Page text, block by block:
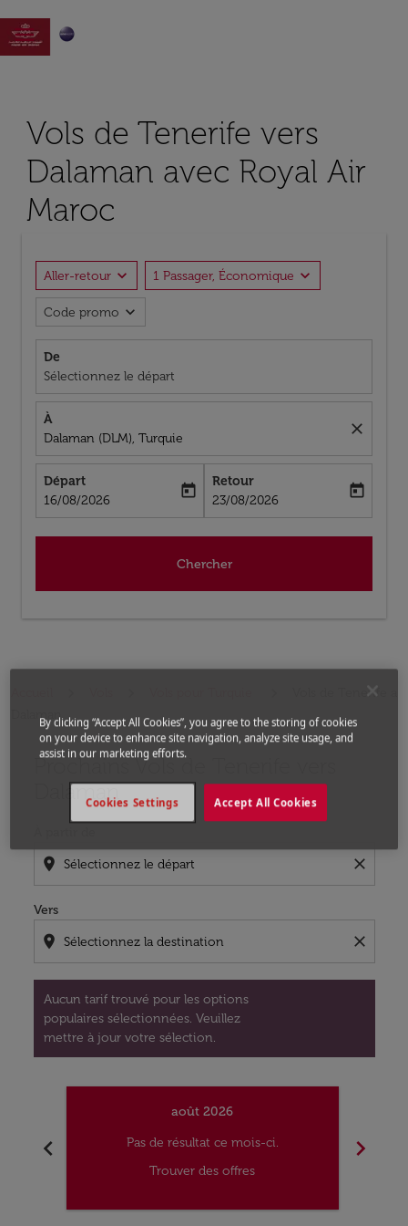

Vols de Tenerife vers
Dalaman avec Royal Air
Maroc
Aller-retour expand_more 1 Passager, Économique expand_more
Code promo expand_more
De
Sélectionnez le départ
À
Dalaman (DLM), Turquie
close
Départ
fc-booking-departure-date-aria-label
16/08/2026
today
Retour
fc-booking-return-date-aria-label
23/08/2026
today
Chercher
Vols de Tenerife a
Dalaman
Prochains Vols de Tenerife vers
Dalaman
location_on close
Vers
location_on close
Aucun tarif trouvé pour les options
populaires sélectionnées. Veuillez
mettre à jour votre sélection.
Aucun tarif trouvé pour les options populaires
chevron_left
août 2026
Pas de résultat ce mois-ci.
Trouver des offres
chevron_right
By clicking “Accept All Cookies”, you agree to the storing of cookies
on your device to enhance site navigation, analyze site usage, and
assist in our marketing efforts.
Accept All Cookies
Cookies Settings